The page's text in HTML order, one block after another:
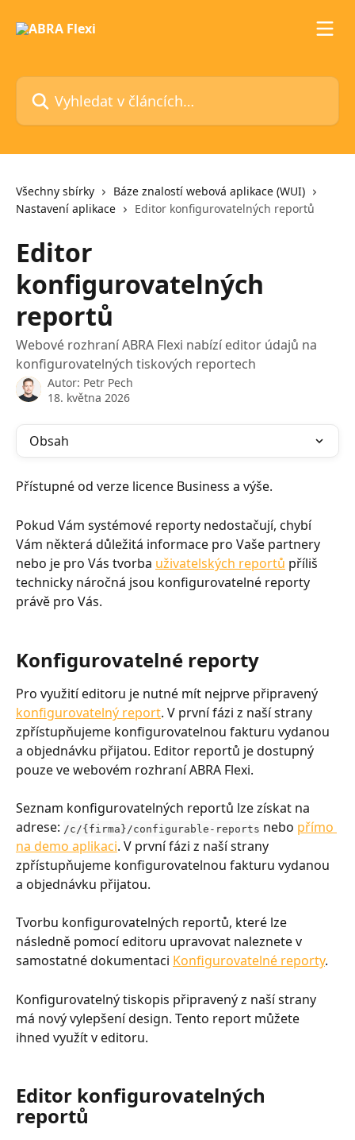
Vyhledat v článcích…
Všechny sbírky
Báze znalostí webová aplikace (WUI)
Nastavení aplikace
Editor konfigurovatelných reportů
Editor
konfigurovatelných
reportů
Webové rozhraní ABRA Flexi nabízí editor údajů na
konfigurovatelných tiskových reportech
Autor: Petr Pech
18. května 2026
Obsah
Přístupné od verze licence Business a výše.
Pokud Vám systémové reporty nedostačují, chybí
Vám některá důležitá informace pro Vaše partnery
nebo je pro Vás tvorba uživatelských reportů příliš
technicky náročná jsou konfigurovatelné reporty
právě pro Vás.
Konfigurovatelné reporty
Pro využití editoru je nutné mít nejprve připravený
konfigurovatelný report. V první fázi z naší strany
zpřístupňujeme konfigurovatelnou fakturu vydanou
a objednávku přijatou. Editor reportů je dostupný
pouze ve webovém rozhraní ABRA Flexi.
Seznam konfigurovatelných reportů lze získat na
adrese: /c/{firma}/configurable-reports nebo přímo
na demo aplikaci. V první fázi z naší strany
zpřístupňujeme konfigurovatelnou fakturu vydanou
a objednávku přijatou.
Tvorbu konfigurovatelných reportů, které lze
následně pomocí editoru upravovat naleznete v
samostatné dokumentaci Konfigurovatelné reporty.
Konfigurovatelný tiskopis připravený z naší strany
má nový vylepšení design. Tento report můžete
ihned využít v editoru.
Editor konfigurovatelných
reportů